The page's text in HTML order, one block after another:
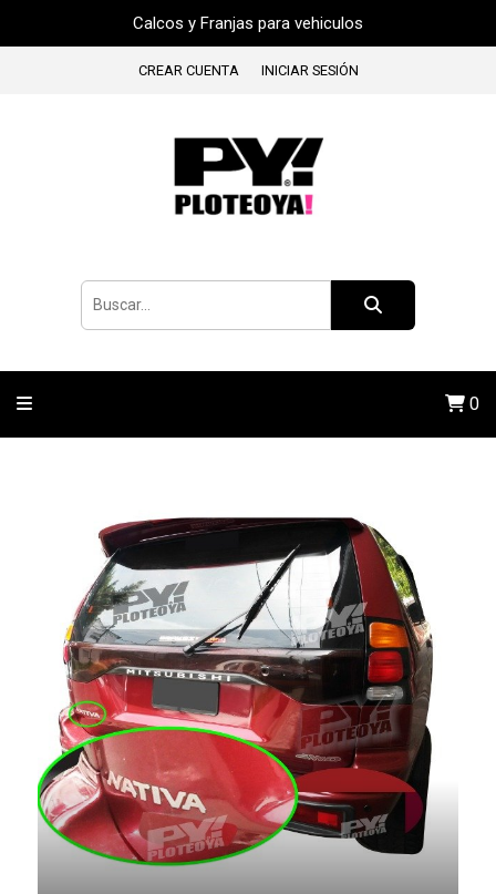
Calcos y Franjas para vehiculos
CREAR CUENTA INICIAR SESIÓN
0